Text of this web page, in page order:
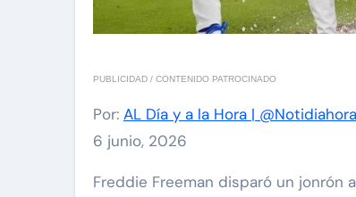
PUBLICIDAD / CONTENIDO PATROCINADO
Por: AL Día y a la Hora | @Notidiahora
6 junio, 2026
Freddie Freeman disparó un jonrón al abrir la parte baja de la novena entrada, y los Dodgers de Los Ángeles superaron el miércoles a los